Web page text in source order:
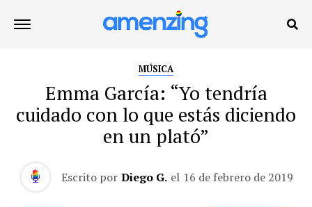
MÚSICA
Emma García: “Yo tendría
cuidado con lo que estás diciendo
en un plató”
Escrito por Diego G. el 16 de febrero de 2019